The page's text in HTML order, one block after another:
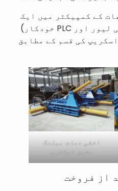
کے کمپیکٹر میں ایک
دوہری کنٹرول سسٹم (دستی لیور اور PLC خودکار)
کی قسم کے مطابق
افقی دھات بیلنگ
مشین فیکٹری
از فروخت